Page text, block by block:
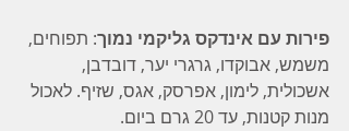
פירות עם אינדקס גליקמי נמוך: תפוחים,
משמש, אבוקדו, גרגרי יער, דובדבן,
אשכולית, לימון, אפרסק, אגס, שזיף. לאכול
מנות קטנות, עד 20 גרם ביום.